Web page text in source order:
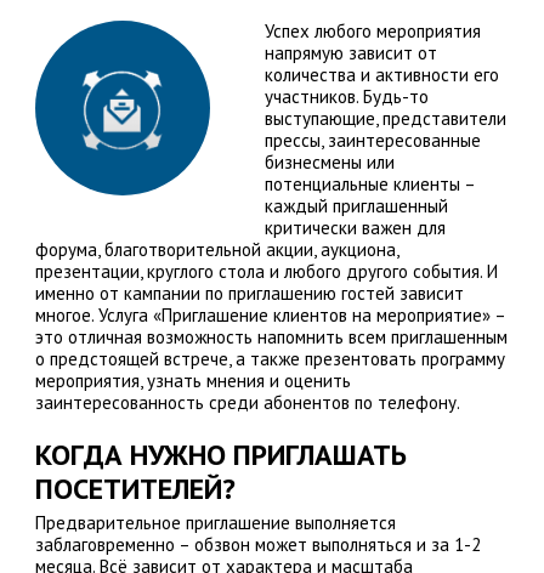
Успех любого мероприятия
напрямую зависит от
количества и активности его
участников. Будь-то
выступающие, представители
прессы, заинтересованные
бизнесмены или
потенциальные клиенты –
каждый приглашенный
критически важен для
форума, благотворительной акции, аукциона,
презентации, круглого стола и любого другого события. И
именно от кампании по приглашению гостей зависит
многое. Услуга «Приглашение клиентов на мероприятие» –
это отличная возможность напомнить всем приглашенным
о предстоящей встрече, а также презентовать программу
мероприятия, узнать мнения и оценить
заинтересованность среди абонентов по телефону.
КОГДА НУЖНО ПРИГЛАШАТЬ
ПОСЕТИТЕЛЕЙ?
Предварительное приглашение выполняется
заблаговременно – обзвон может выполняться и за 1-2
месяца. Всё зависит от характера и масштаба